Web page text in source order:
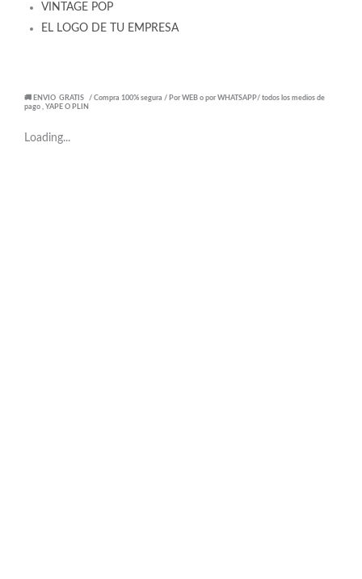
VINTAGE POP
EL LOGO DE TU EMPRESA
🚚 ENVIO GRATIS / Compra 100% segura / Por WEB o por WHATSAPP/ todos los medios de
pago , YAPE O PLIN
Loading...